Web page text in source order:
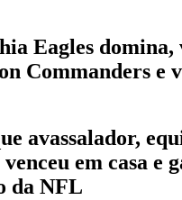
Eagles domina,
Commanders e
avassalador,
em casa e
da NFL